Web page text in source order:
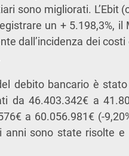
sono migliorati. L’Ebit
un + 5.198,3%,
dall’incidenza dei
debito bancario è
da 46.403.342€ a
a 60.056.981€ (-
anni sono state risolte